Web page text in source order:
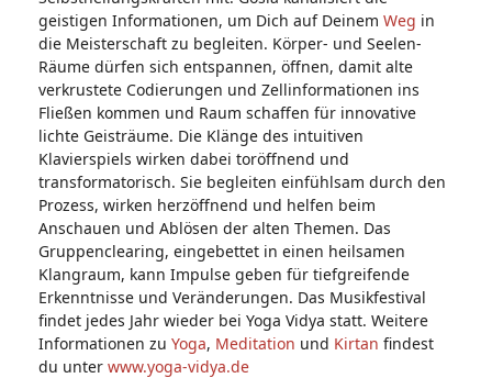
geistigen Informationen, um Dich auf Deinem Weg in
die Meisterschaft zu begleiten. Körper- und Seelen-
Räume dürfen sich entspannen, öffnen, damit alte
verkrustete Codierungen und Zellinformationen ins
Fließen kommen und Raum schaffen für innovative
lichte Geisträume. Die Klänge des intuitiven
Klavierspiels wirken dabei toröffnend und
transformatorisch. Sie begleiten einfühlsam durch den
Prozess, wirken herzöffnend und helfen beim
Anschauen und Ablösen der alten Themen. Das
Gruppenclearing, eingebettet in einen heilsamen
Klangraum, kann Impulse geben für tiefgreifende
Erkenntnisse und Veränderungen. Das Musikfestival
findet jedes Jahr wieder bei Yoga Vidya statt. Weitere
Informationen zu Yoga, Meditation und Kirtan findest
du unter www.yoga-vidya.de